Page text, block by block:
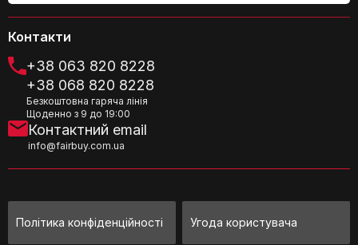
приготування різних видів страв?
Які розміри каструлі?
Контакти
+38 063 820 8228
+38 068 820 8228
Безкоштовна гаряча лінія
Щоденно з 9 до 19:00
Контактний email
info@fairbuy.com.ua
Політика конфіденційності Угода користувача